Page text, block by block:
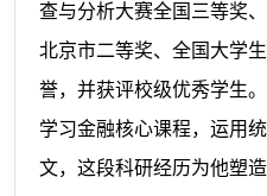
查与分析大赛全国三等奖
北京市二等奖、全国大学
誉，并获评校级优秀学生
学习金融核心课程，运用
文，这段科研经历为他塑